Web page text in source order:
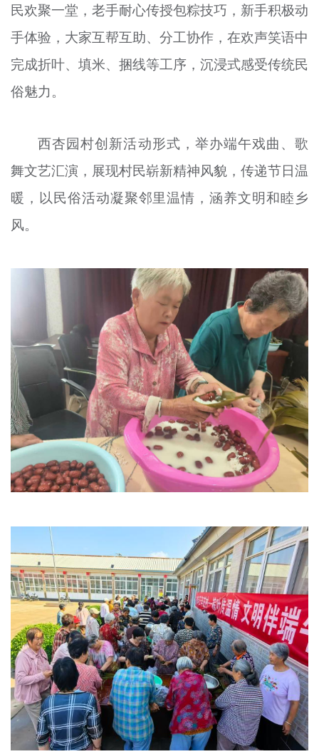
民欢聚一堂，老手耐心传授包粽技巧，新手积极动
手体验，大家互帮互助、分工协作，在欢声笑语中
完成折叶、填米、捆线等工序，沉浸式感受传统民
俗魅力。
西杏园村创新活动形式，举办端午戏曲、歌
舞文艺汇演，展现村民崭新精神风貌，传递节日温
暖，以民俗活动凝聚邻里温情，涵养文明和睦乡
风。